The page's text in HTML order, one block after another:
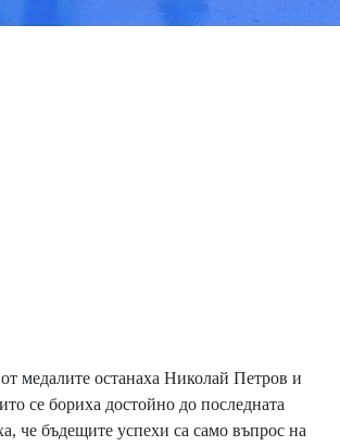
медалите останаха Николай Петров и
се бориха достойно до последната
че бъдещите успехи са само въпрос на